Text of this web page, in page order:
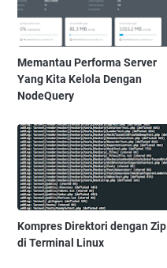
Memantau Performa Server
Yang Kita Kelola Dengan
NodeQuery
Kompres Direktori dengan Zip
di Terminal Linux